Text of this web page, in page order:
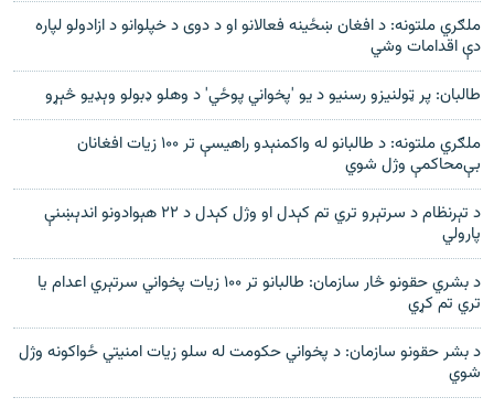
ملګري ملتونه: د افغان ښځینه فعالانو او د دوی د خپلوانو د ازادولو لپاره
دې اقدامات وشي
طالبان: پر ټولنیزو رسنیو د یو 'پخواني پوځي' د وهلو ډبولو وېډیو څېړو
ملګري ملتونه: د طالبانو له واکمنېدو راهيسې تر ۱۰۰ زیات افغانان
بې‌محاکمې وژل شوي
د تېرنظام د سرتېرو تري تم کېدل او وژل کېدل د ۲۲ هېوادونو اندېښنې
پارولي
د بشري حقونو څار سازمان: طالبانو تر ۱۰۰ زیات پخواني سرتېري اعدام یا
تري تم کړي
د بشر حقونو سازمان: د پخواني حکومت له سلو زیات امنیتي ځواکونه وژل
شوي